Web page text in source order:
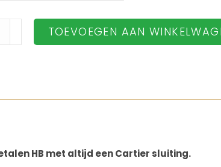
TOEVOEGEN AAN
HB met altijd een Cartier sluiting.